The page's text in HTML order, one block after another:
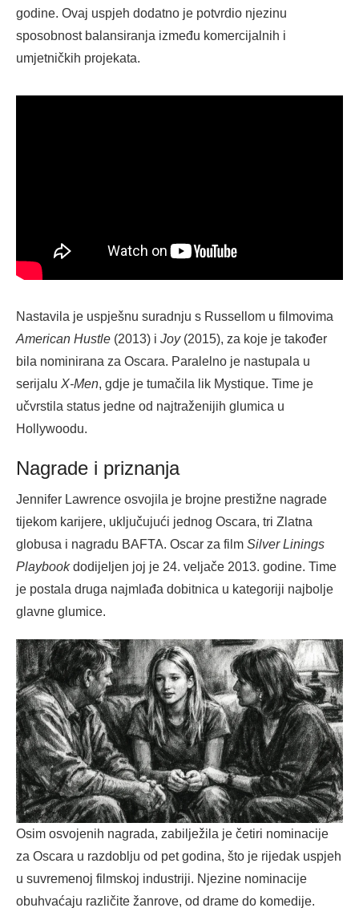
godine. Ovaj uspjeh dodatno je potvrdio njezinu
sposobnost balansiranja između komercijalnih i
umjetničkih projekata.
Nastavila je uspješnu suradnju s Russellom u filmovima
American Hustle (2013) i Joy(2015), za koje je također
bila nominirana za Oscara. Paralelno je nastupala u
serijalu X-Men, gdje je tumačila lik Mystique. Time je
učvrstila status jedne od najtraženijih glumica u
Hollywoodu.
Nagrade i priznanja
Jennifer Lawrence osvojila je brojne prestižne nagrade
tijekom karijere, uključujući jednog Oscara, tri Zlatna
globusa i nagradu BAFTA. Oscar za film Silver Linings
Playbookdodijeljen joj je 24. veljače 2013. godine. Time
je postala druga najmlađa dobitnica u kategoriji najbolje
glavne glumice.
Osim osvojenih nagrada, zabilježila je četiri nominacije
za Oscara u razdoblju od pet godina, što je rijedak uspjeh
u suvremenoj filmskoj industriji. Njezine nominacije
obuhvaćaju različite žanrove, od drame do komedije.